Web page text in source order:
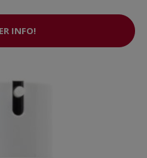
INFO!